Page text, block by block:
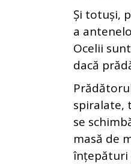
Și totuși,
a
Ocelii
dacă
spiralate,
se
masă de
înțepături